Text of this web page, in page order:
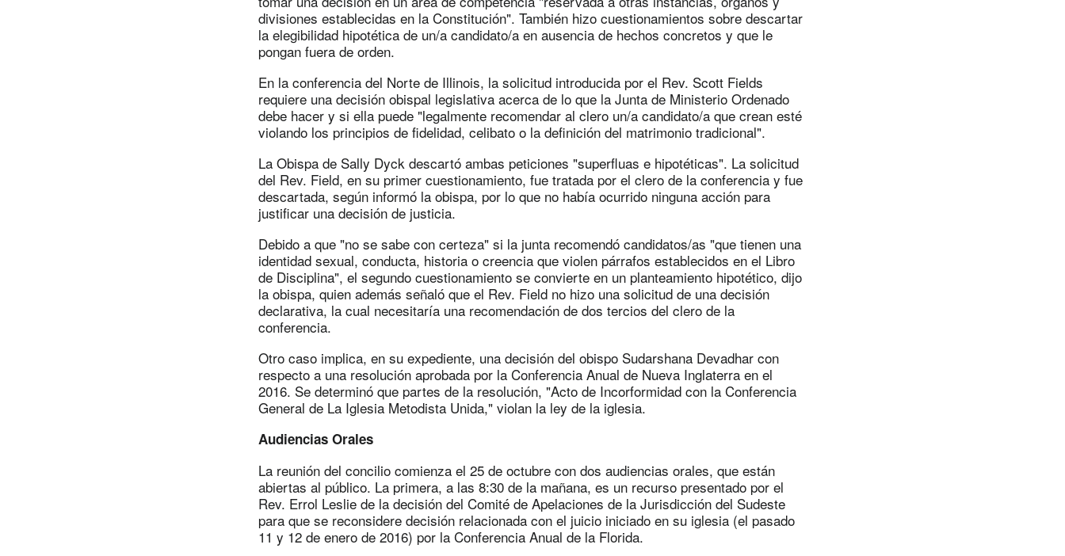
divisiones establecidas en la Constitución". También hizo cuestionamientos sobre descartar
la elegibilidad hipotética de un/a candidato/a en ausencia de hechos concretos y que le
pongan fuera de orden.
En la conferencia del Norte de Illinois, la solicitud introducida por el Rev. Scott Fields
requiere una decisión obispal legislativa acerca de lo que la Junta de Ministerio Ordenado
debe hacer y si ella puede "legalmente recomendar al clero un/a candidato/a que crean esté
violando los principios de fidelidad, celibato o la definición del matrimonio tradicional".
La Obispa de Sally Dyck descartó ambas peticiones "superfluas e hipotéticas". La solicitud
del Rev. Field, en su primer cuestionamiento, fue tratada por el clero de la conferencia y fue
descartada, según informó la obispa, por lo que no había ocurrido ninguna acción para
justificar una decisión de justicia.
Debido a que "no se sabe con certeza" si la junta recomendó candidatos/as "que tienen una
identidad sexual, conducta, historia o creencia que violen párrafos establecidos en el Libro
de Disciplina", el segundo cuestionamiento se convierte en un planteamiento hipotético, dijo
la obispa, quien además señaló que el Rev. Field no hizo una solicitud de una decisión
declarativa, la cual necesitaría una recomendación de dos tercios del clero de la
conferencia.
Otro caso implica, en su expediente, una decisión del obispo Sudarshana Devadhar con
respecto a una resolución aprobada por la Conferencia Anual de Nueva Inglaterra en el
2016. Se determinó que partes de la resolución, "Acto de Incorformidad con la Conferencia
General de La Iglesia Metodista Unida," violan la ley de la iglesia.
Audiencias Orales
La reunión del concilio comienza el 25 de octubre con dos audiencias orales, que están
abiertas al público. La primera, a las 8:30 de la mañana, es un recurso presentado por el
Rev. Errol Leslie de la decisión del Comité de Apelaciones de la Jurisdicción del Sudeste
para que se reconsidere decisión relacionada con el juicio iniciado en su iglesia (el pasado
11 y 12 de enero de 2016) por la Conferencia Anual de la Florida.